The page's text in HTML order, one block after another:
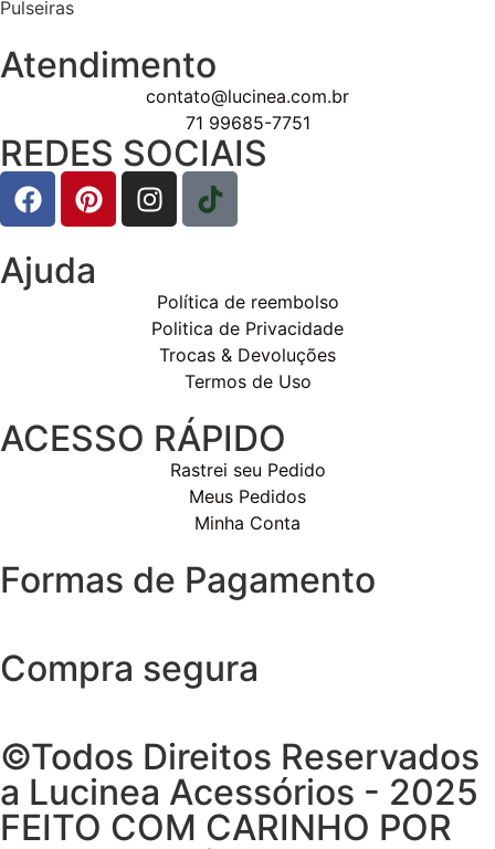
Pulseiras
Atendimento
contato@lucinea.com.br
71 99685-7751
REDES SOCIAIS
Ajuda
Política de reembolso
Politica de Privacidade
Trocas & Devoluções
Termos de Uso
ACESSO RÁPIDO
Rastrei seu Pedido
Meus Pedidos
Minha Conta
Formas de Pagamento
Compra segura
©Todos Direitos Reservados
a Lucinea Acessórios - 2025
FEITO COM CARINHO POR